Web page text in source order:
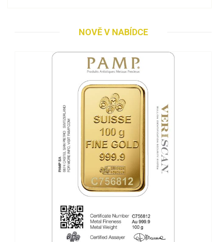
NOVĚ V NABÍDCE